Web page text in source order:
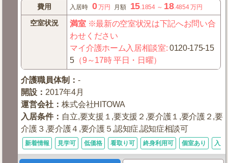
費用 入居時 0万円 月額 15 .1854 ～ 18.4854万円
空室状況 満室※最新の空室状況は下記へお問い合
わせください
マイ介護ホーム入居相談室:0120-175-15
5 （9～17時 平日・日曜）
介護職員体制 ：-
開設 ： 2017年4月
運営会社 ：株式会社HITOWA
入居条件： 自立,要支援１,要支援２,要介護１,要介護２,要
介護３,要介護４,要介護５,認知症,認知症相談可
新着情報 見学可 低価格 看取り可 終身利用可 個室あり 入